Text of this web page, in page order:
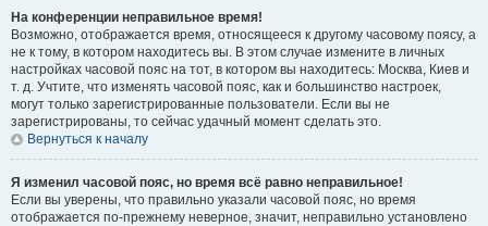
На конференции неправильное время!
Возможно, отображается время, относящееся к другому часовому поясу, а
не к тому, в котором находитесь вы. В этом случае измените в личных
настройках часовой пояс на тот, в котором вы находитесь: Москва, Киев и
т. д. Учтите, что изменять часовой пояс, как и большинство настроек,
могут только зарегистрированные пользователи. Если вы не
зарегистрированы, то сейчас удачный момент сделать это.
Вернуться к началу
Я изменил часовой пояс, но время всё равно неправильное!
Если вы уверены, что правильно указали часовой пояс, но время
отображается по-прежнему неверное, значит, неправильно установлено